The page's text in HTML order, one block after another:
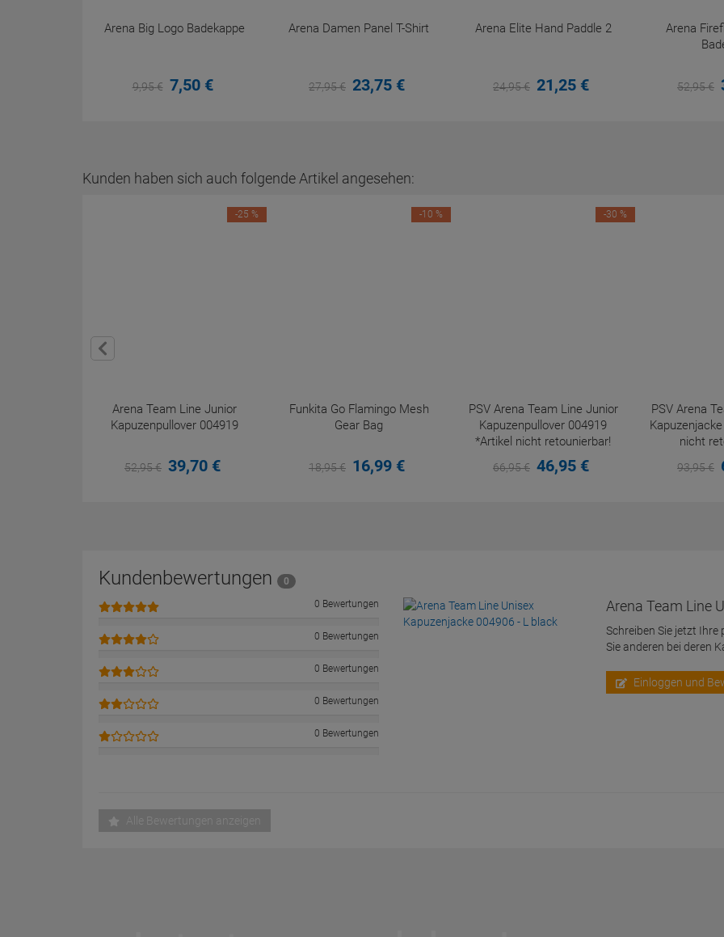
Arena Big Logo Badekappe
9,95€ 7,50 €
Arena Damen Panel T-Shirt
27,95€ 23,75 €
Arena Elite Hand Paddle 2
24,95€ 21,25 €
Arena
52,95€
Kunden haben sich auch folgende Artikel angesehen:
Arena Team Line Junior
Kapuzenpullover 004919
52,95€ 39,70 €
-25 %
Funkita Go Flamingo Mesh
Gear Bag
18,95€ 16,99 €
-10 %
PSV Arena Team Line Junior
Kapuzenpullover 004919
*Artikel nicht retounierbar!
66,95€ 46,95 €
-30 %
PSV Arena
nicht
93,95€
Kundenbewertungen
0
0 Bewertungen
0 Bewertungen
0 Bewertungen
0 Bewertungen
0 Bewertungen
Arena Team Line
Schreiben Sie jetzt
Sie anderen bei deren
Einloggen und
Alle Bewertungen anzeigen